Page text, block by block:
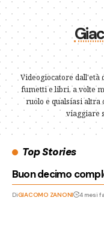
Videogiocatore dall'età
fumetti e libri, a volte
ruolo e qualsiasi
viaggiare
Top Stories
Buon decimo
DiGIACOMO ZANONI 4 mesi